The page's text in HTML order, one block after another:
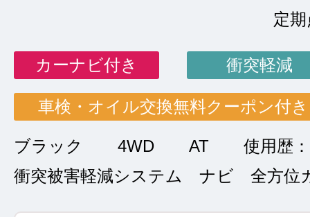
定
カーナビ付き 衝突軽減
車検・オイル交換無料クーポン付き
ブラック 4WD AT
使用歴
衝突被害軽減システム ナビ 全方位